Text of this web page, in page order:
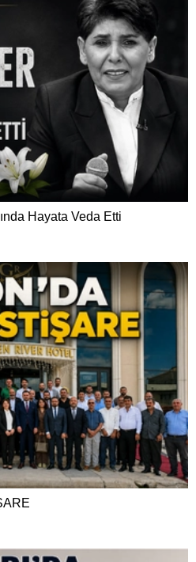
Hayata Veda Etti